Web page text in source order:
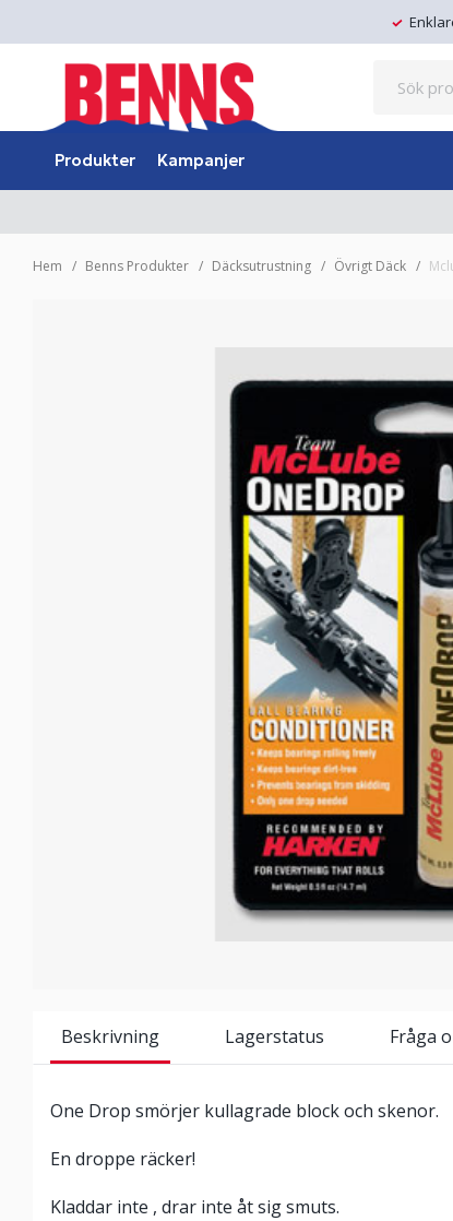
Produkter Kampanjer
Hem Benns Produkter Däcksutrustning Övrigt Däck
Beskrivning Lagerstatus Fråga
One Drop smörjer kullagrade block och skenor.
En droppe räcker!
Kladdar inte , drar inte åt sig smuts.